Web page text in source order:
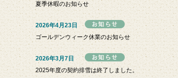
夏季休暇のお知らせ
2026年4月23日
ゴールデンウィーク休業のお知らせ
2026年3月7日
2025年度の契約排雪は終了しました。